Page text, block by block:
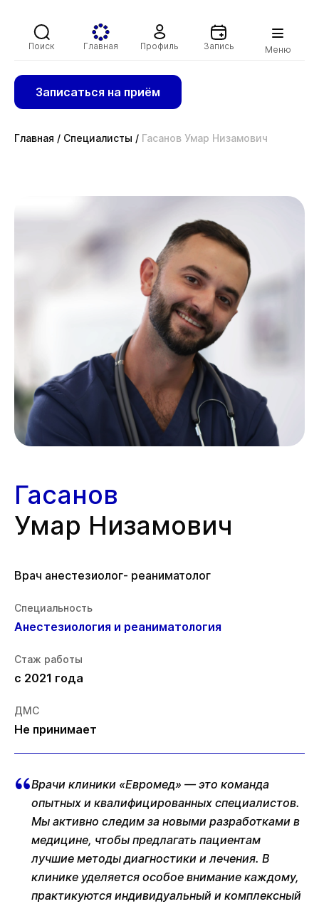
Поиск Главная Профиль Запись Меню
Записаться на приём
Главная / Специалисты / Гасанов Умар Низамович
Гасанов
Умар Низамович
Врач анестезиолог- реаниматолог
Специальность
Анестезиология и реаниматология
Стаж работы
с 2021 года
ДМС
Не принимает
Врачи клиники «Евромед» — это команда
опытных и квалифицированных специалистов.
Мы активно следим за новыми разработками в
медицине, чтобы предлагать пациентам
лучшие методы диагностики и лечения. В
клинике уделяется особое внимание каждому,
практикуются индивидуальный и комплексный